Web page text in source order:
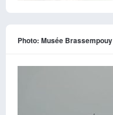
Photo: Musée Brassempouy